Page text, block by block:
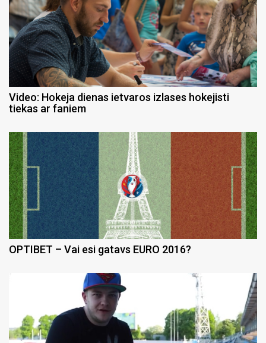
Video: Hokeja dienas ietvaros izlases hokejisti
tiekas ar faniem
OPTIBET – Vai esi gatavs EURO 2016?